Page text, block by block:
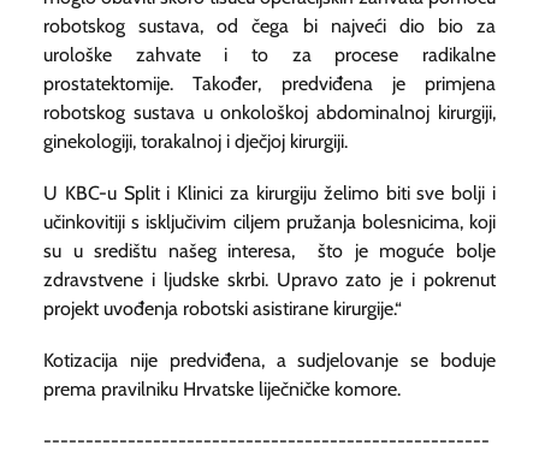
robotskog sustava, od čega bi najveći dio bio za
urološke zahvate i to za procese radikalne
prostatektomije. Također, predviđena je primjena
robotskog sustava u onkološkoj abdominalnoj kirurgiji,
ginekologiji, torakalnoj i dječjoj kirurgiji.
U KBC-u Split i Klinici za kirurgiju želimo biti sve bolji i
učinkovitiji s isključivim ciljem pružanja bolesnicima, koji
su u središtu našeg interesa, što je moguće bolje
zdravstvene i ljudske skrbi. Upravo zato je i pokrenut
projekt uvođenja robotski asistirane kirurgije.“
Kotizacija nije predviđena, a sudjelovanje se boduje
prema pravilniku Hrvatske liječničke komore.
-----------------------------------------------------